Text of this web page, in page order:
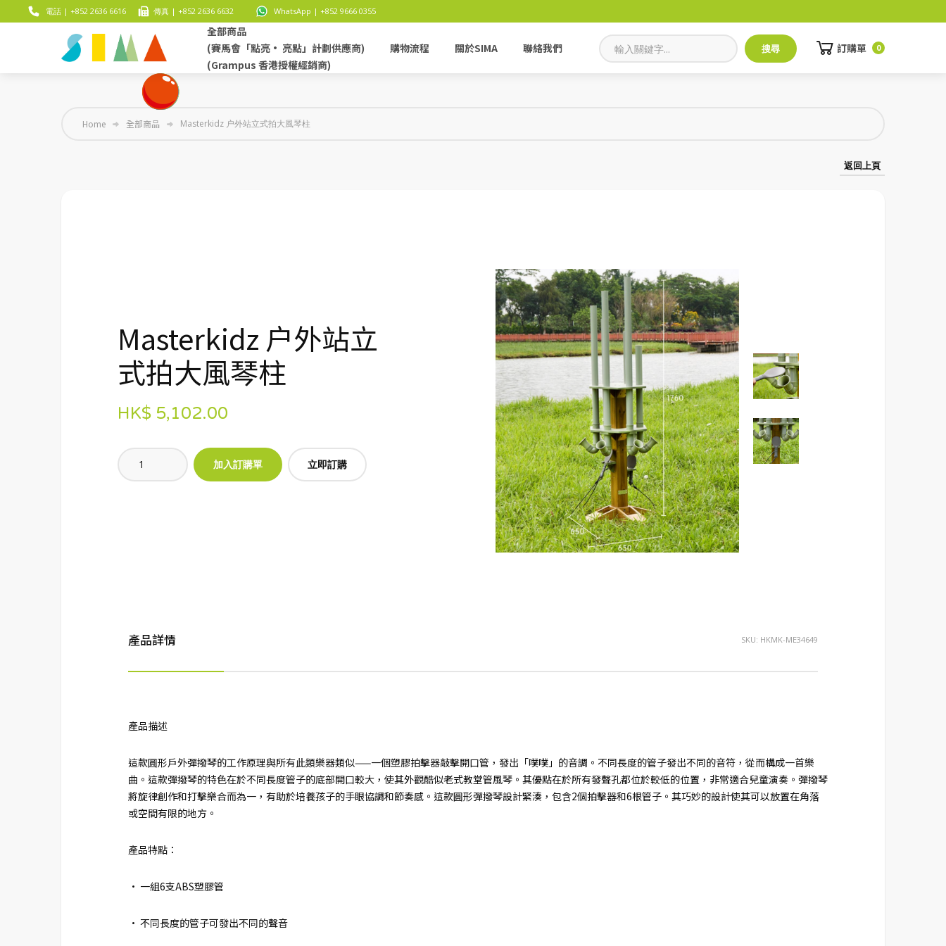
電話 | +852 2636 6616 傳真 | +852 2636 6632 WhatsApp | +852 9666 0355
全部商品
(賽馬會「點亮• 亮點」計劃供應商)
(Grampus 香港授權經銷商)
購物流程 關於SIMA 聯絡我們 訂購單 0
Home 全部商品 Masterkidz 户外站立式拍大風琴柱
返回上頁
Masterkidz 户外站立
式拍大風琴柱
HK$ 5,102.00
立即訂購
產品詳情 SKU: HKMK-ME34649
產品描述
這款圓形戶外彈撥琴的工作原理與所有此類樂器類似——一個塑膠拍擊器敲擊開口管，發出「噗噗」的音調。不同長度的管子發出不同的音符，從而構成一首樂
曲。這款彈撥琴的特色在於不同長度管子的底部開口較大，使其外觀酷似老式教堂管風琴。其優點在於所有發聲孔都位於較低的位置，非常適合兒童演奏。彈撥琴
將旋律創作和打擊樂合而為一，有助於培養孩子的手眼協調和節奏感。這款圓形彈撥琴設計緊湊，包含2個拍擊器和6根管子。其巧妙的設計使其可以放置在角落
或空間有限的地方。
產品特點：
• 一組6支ABS塑膠管
• 不同長度的管子可發出不同的聲音